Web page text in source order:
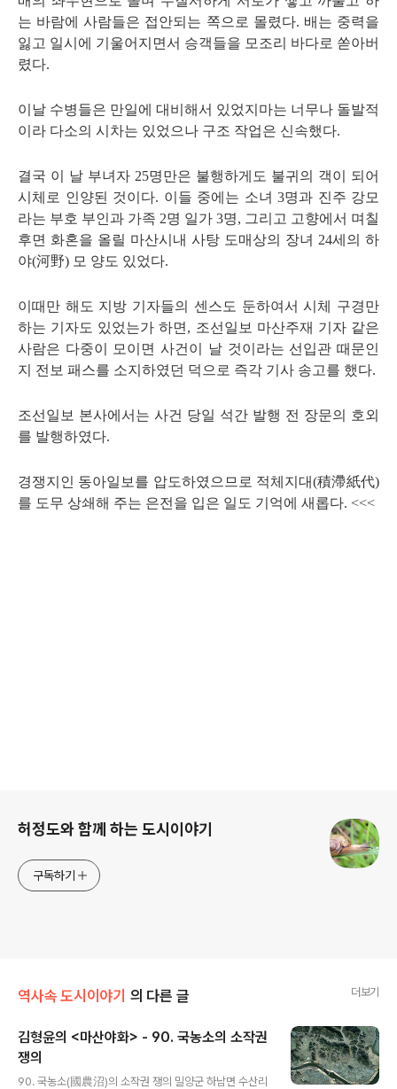
는 바람에 사람들은 접안되는 쪽으로 몰렸다. 배는 중력을
잃고 일시에 기울어지면서 승객들을 모조리 바다로 쏟아버
렸다.
이날 수병들은 만일에 대비해서 있었지마는 너무나 돌발적
이라 다소의 시차는 있었으나 구조 작업은 신속했다.
결국 이 날 부녀자 25명만은 불행하게도 불귀의 객이 되어
시체로 인양된 것이다. 이들 중에는 소녀 3명과 진주 강모
라는 부호 부인과 가족 2명 일가 3명, 그리고 고향에서 며칠
후면 화혼을 올릴 마산시내 사탕 도매상의 장녀 24세의 하
야(河野) 모 양도 있었다.
이때만 해도 지방 기자들의 센스도 둔하여서 시체 구경만
하는 기자도 있었는가 하면 , 조선일보 마산주재 기자 같은
사람은 다중이 모이면 사건이 날 것이라는 선입관 때문인
지 전보 패스를 소지하였던 덕으로 즉각 기사 송고를 했다.
조선일보 본사에서는 사건 당일 석간 발행 전 장문의 호외
를 발행하였다.
경쟁지인 동아일보를 압도하였으므로 적체지대(積滯紙代)
를 도무 상쇄해 주는 은전을 입은 일도 기억에 새롭다. <<<
허정도와 함께 하는 도시이야기
구독하기
역사속 도시이야기 의 다른 글 더보기
김형윤의 <마산야화> - 90. 국농소의 소작권
쟁의
90. 국농소(國農沼)의 소작권 쟁의 밀양군 하남면 수산리